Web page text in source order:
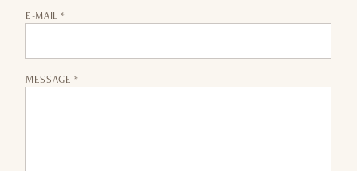
E-MAIL *
MESSAGE *